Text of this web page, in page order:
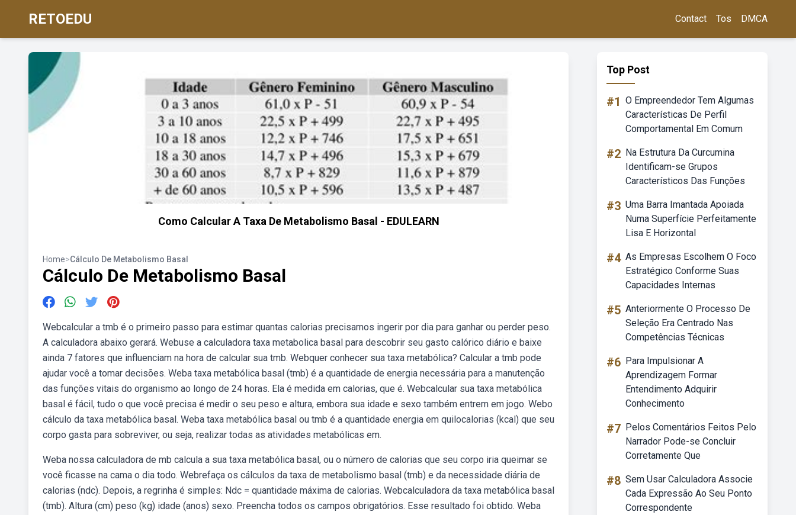
RETOEDU Contact Tos DMCA
Como Calcular A Taxa De Metabolismo Basal - EDULEARN
Home>Cálculo De Metabolismo Basal
Cálculo De Metabolismo Basal
Webcalcular a tmb é o primeiro passo para estimar quantas calorias precisamos ingerir por dia para ganhar ou perder peso.
A calculadora abaixo gerará. Webuse a calculadora taxa metabolica basal para descobrir seu gasto calórico diário e baixe
ainda 7 fatores que influenciam na hora de calcular sua tmb. Webquer conhecer sua taxa metabólica? Calcular a tmb pode
ajudar você a tomar decisões. Weba taxa metabólica basal (tmb) é a quantidade de energia necessária para a manutenção
das funções vitais do organismo ao longo de 24 horas. Ela é medida em calorias, que é. Webcalcular sua taxa metabólica
basal é fácil, tudo o que você precisa é medir o seu peso e altura, embora sua idade e sexo também entrem em jogo. Webo
cálculo da taxa metabólica basal. Weba taxa metabólica basal ou tmb é a quantidade energia em quilocalorias (kcal) que seu
corpo gasta para sobreviver, ou seja, realizar todas as atividades metabólicas em.
Weba nossa calculadora de mb calcula a sua taxa metabólica basal, ou o número de calorias que seu corpo iria queimar se
você ficasse na cama o dia todo. Webrefaça os cálculos da taxa de metabolismo basal (tmb) e da necessidade diária de
calorias (ndc). Depois, a regrinha é simples: Ndc = quantidade máxima de calorias. Webcalculadora da taxa metabólica basal
(tmb). Altura (cm) peso (kg) idade (anos) sexo. Preencha todos os campos obrigatórios. Esse resultado foi obtido. Weba
Top Post
#1 O Empreendedor Tem Algumas
Características De Perfil
Comportamental Em Comum
#2 Na Estrutura Da Curcumina
Identificam-se Grupos
Característicos Das Funções
#3 Uma Barra Imantada Apoiada
Numa Superfície Perfeitamente
Lisa E Horizontal
#4 As Empresas Escolhem O Foco
Estratégico Conforme Suas
Capacidades Internas
#5 Anteriormente O Processo De
Seleção Era Centrado Nas
Competências Técnicas
#6 Para Impulsionar A
Aprendizagem Formar
Entendimento Adquirir
Conhecimento
#7 Pelos Comentários Feitos Pelo
Narrador Pode-se Concluir
Corretamente Que
#8 Sem Usar Calculadora Associe
Cada Expressão Ao Seu Ponto
Correspondente